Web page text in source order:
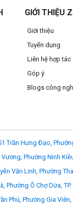
GIỚI THIỆU
Giới thiệu
Tuyển dụng
Liên hệ hợp tác
Góp ý
Blogs công
Trần Hưng Đạo,
Phường Ninh
Văn Linh, Phường
Phường Ô Chợ Dừa,
Phú, Phường Gia